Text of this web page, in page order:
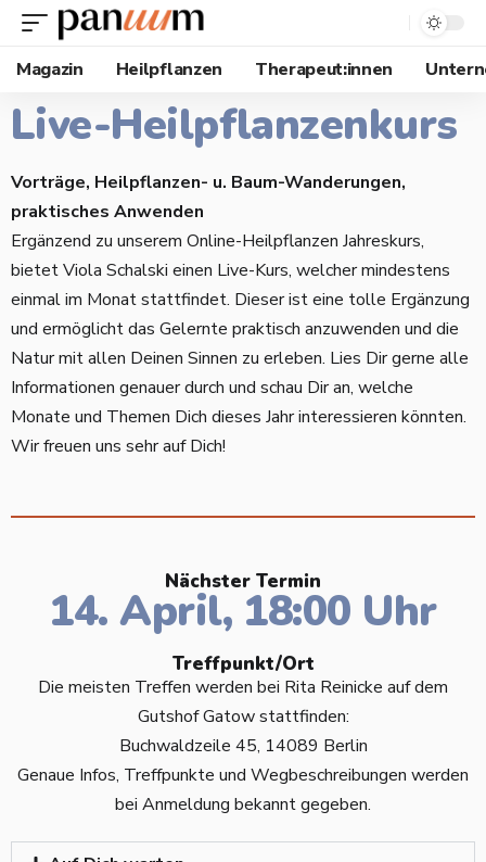
Magazin Heilpflanzen Therapeut:innen
Live-Heilpflanzenkurs
Vorträge, Heilpflanzen- u. Baum-Wanderungen,
praktisches Anwenden
Ergänzend zu unserem Online-Heilpflanzen Jahreskurs,
bietet Viola Schalski einen Live-Kurs, welcher mindestens
einmal im Monat stattfindet. Dieser ist eine tolle Ergänzung
und ermöglicht das Gelernte praktisch anzuwenden und die
Natur mit allen Deinen Sinnen zu erleben. Lies Dir gerne alle
Informationen genauer durch und schau Dir an, welche
Monate und Themen Dich dieses Jahr interessieren könnten.
Wir freuen uns sehr auf Dich!
Nächster Termin
14. April, 18:00 Uhr
Treffpunkt/Ort
Die meisten Treffen werden bei Rita Reinicke auf dem
Gutshof Gatow stattfinden:
Buchwaldzeile 45, 14089 Berlin
Genaue Infos, Treffpunkte und Wegbeschreibungen werden
bei Anmeldung bekannt gegeben.